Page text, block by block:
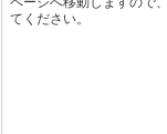
てください。